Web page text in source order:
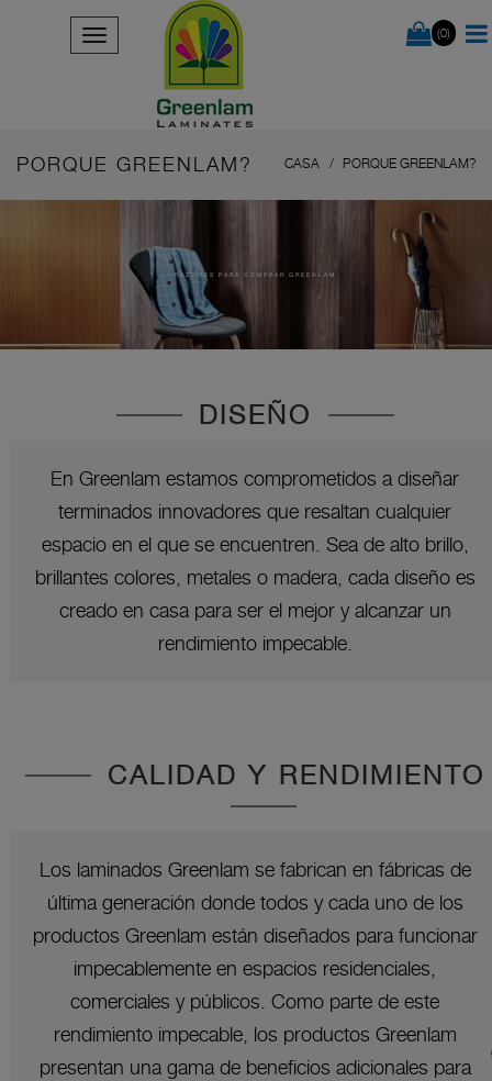
(0)
PORQUE GREENLAM? CASA PORQUE GREENLAM?
RAZONES PARA COMPRAR GREENLAM
DISEÑO
En Greenlam estamos comprometidos a diseñar
terminados innovadores que resaltan cualquier
espacio en el que se encuentren. Sea de alto brillo,
brillantes colores, metales o madera, cada diseño es
creado en casa para ser el mejor y alcanzar un
rendimiento impecable.
CALIDAD Y RENDIMIENTO
Los laminados Greenlam se fabrican en fábricas de
última generación donde todos y cada uno de los
productos Greenlam están diseñados para funcionar
impecablemente en espacios residenciales,
comerciales y públicos. Como parte de este
rendimiento impecable, los productos Greenlam
presentan una gama de beneficios adicionales para